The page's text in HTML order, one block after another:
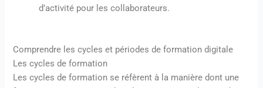
d’activité pour les collaborateurs.
Comprendre les cycles et périodes de formation digitale
Les cycles de formation
Les cycles de formation se réfèrent à la manière dont une